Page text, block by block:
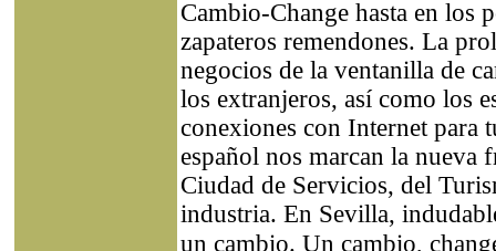
Cambio-Change hasta en los
zapateros remendones. La
negocios de la ventanilla de
los extranjeros, así como los
conexiones con Internet para
español nos marcan la nueva
Ciudad de Servicios, del
industria. En Sevilla,
un cambio. Un cambio,